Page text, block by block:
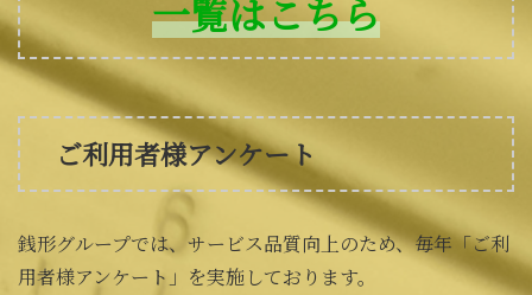
一覧はこちら
ご利用者様アンケート
銭形グループでは、サービス品質向上のため、毎年「ご利
用者様アンケート」を実施しております。